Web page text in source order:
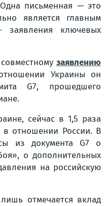
письменная — это
является главным
заявления ключевых
заявлению
Украины он
G7, прошедшего
сейчас в 1,5 раза
отношении России. В
из документа G7 о
о дополнительных
на российскую
отмечается вклад